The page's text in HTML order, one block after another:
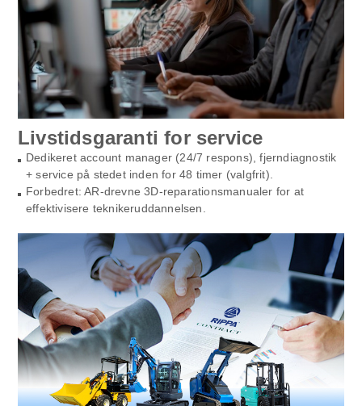
Livstidsgaranti for service
Dedikeret account manager (24/7 respons), fjerndiagnostik
+ service på stedet inden for 48 timer (valgfrit).
Forbedret: AR-drevne 3D-reparationsmanualer for at
effektivisere teknikeruddannelsen.